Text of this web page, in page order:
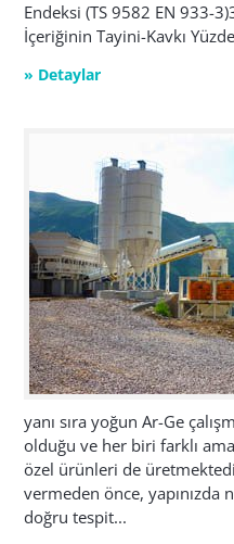
Endeksi (TS 9582 EN 933-
İçeriğinin Tayini-Kavkı
» Detaylar
yanı sıra yoğun Ar-Ge
olduğu ve her biri farklı
özel ürünleri de
vermeden önce, yapınızda
doğru tespit...